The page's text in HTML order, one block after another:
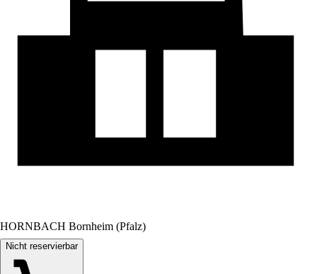
HORNBACH Bornheim (Pfalz)
Nicht reservierbar